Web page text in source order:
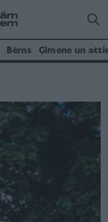
Bērns Ģimene un